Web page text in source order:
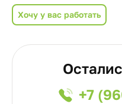
Хочу у вас работать
+7